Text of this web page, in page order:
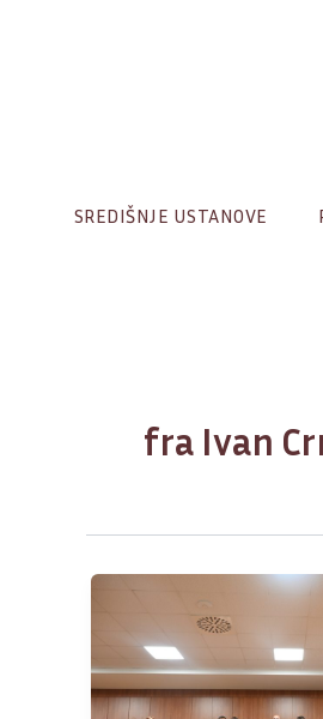
SREDIŠNJE USTANOVE
fra Ivan